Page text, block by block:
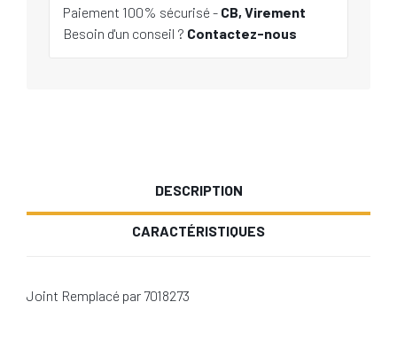
Paiement 100% sécurisé - CB, Virement
Besoin d'un conseil ? Contactez-nous
DESCRIPTION
CARACTÉRISTIQUES
Joint Remplacé par 7018273